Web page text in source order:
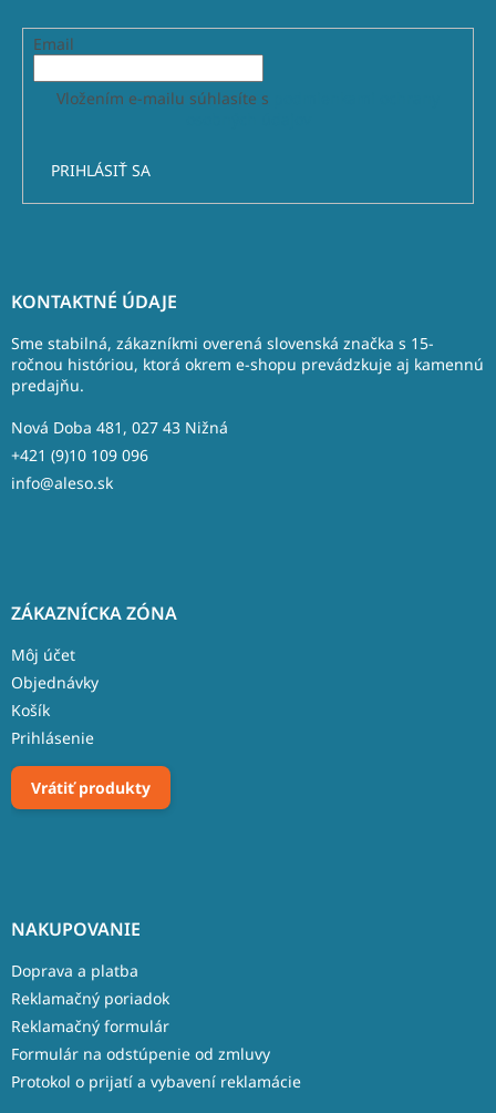
Email
Vložením e-mailu súhlasíte s
PRIHLÁSIŤ SA
KONTAKTNÉ ÚDAJE
Sme stabilná, zákazníkmi overená slovenská značka s 15-
ročnou históriou, ktorá okrem e-shopu prevádzkuje aj kamennú
predajňu.
Nová Doba 481, 027 43 Nižná
+421 (9)10 109 096
info@aleso.sk
ZÁKAZNÍCKA ZÓNA
Môj účet
Objednávky
Košík
Prihlásenie
Vrátiť produkty
NAKUPOVANIE
Doprava a platba
Reklamačný poriadok
Reklamačný formulár
Formulár na odstúpenie od zmluvy
Protokol o prijatí a vybavení reklamácie